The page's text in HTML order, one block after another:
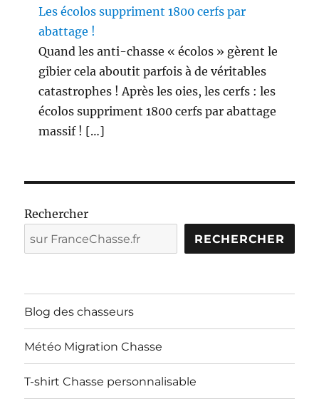
Les écolos suppriment 1800 cerfs par
abattage !
Quand les anti-chasse « écolos » gèrent le
gibier cela aboutit parfois à de véritables
catastrophes ! Après les oies, les cerfs : les
écolos suppriment 1800 cerfs par abattage
massif ! […]
Rechercher
RECHERCHER
Blog des chasseurs
Météo Migration Chasse
T-shirt Chasse personnalisable